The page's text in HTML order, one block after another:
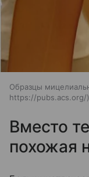
Образцы
https://pubs.acs.org/
Вместо
похожая